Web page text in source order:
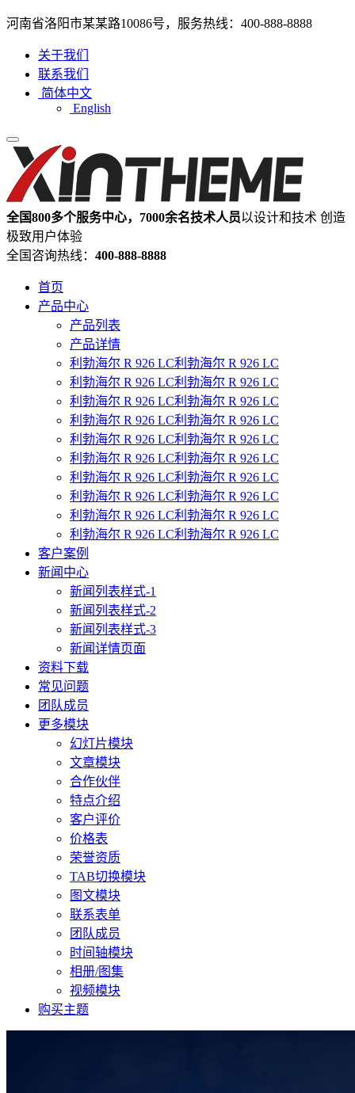
河南省洛阳市某某路10086号，服务热线：400-888-8888
关于我们
联系我们
简体中文
English
全国800多个服务中心，7000余名技术人员以设计和技术 创造
极致用户体验
全国咨询热线： 400-888-8888
首页
产品中心
产品列表
产品详情
利勃海尔 R 926 LC利勃海尔 R 926 LC
利勃海尔 R 926 LC利勃海尔 R 926 LC
利勃海尔 R 926 LC利勃海尔 R 926 LC
利勃海尔 R 926 LC利勃海尔 R 926 LC
利勃海尔 R 926 LC利勃海尔 R 926 LC
利勃海尔 R 926 LC利勃海尔 R 926 LC
利勃海尔 R 926 LC利勃海尔 R 926 LC
利勃海尔 R 926 LC利勃海尔 R 926 LC
利勃海尔 R 926 LC利勃海尔 R 926 LC
利勃海尔 R 926 LC利勃海尔 R 926 LC
客户案例
新闻中心
新闻列表样式-1
新闻列表样式-2
新闻列表样式-3
新闻详情页面
资料下载
常见问题
团队成员
更多模块
幻灯片模块
文章模块
合作伙伴
特点介绍
客户评价
价格表
荣誉资质
TAB切换模块
图文模块
联系表单
团队成员
时间轴模块
相册/图集
视频模块
购买主题